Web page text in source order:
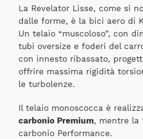
La Revelator Lisse, come si
dalle forme, è la bici aero di
Un telaio “muscoloso”, con
tubi oversize e foderi del
con innesto ribassato,
offrire massima rigidità
le turbolenze.
Il telaio monoscocca è
carbonio Premium, mentre la
carbonio Performance.